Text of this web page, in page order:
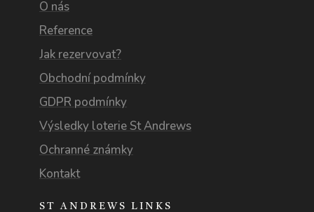
O nás
Reference
Jak rezervovat?
Obchodní podmínky
GDPR podmínky
Výsledky loterie St Andrews
Ochranné známky
Kontakt
ST ANDREWS LINKS